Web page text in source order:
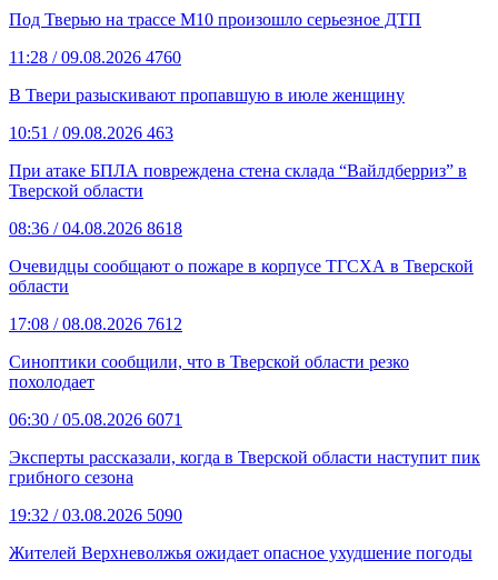
Под Тверью на трассе М10 произошло серьезное ДТП
11:28 / 09.08.2026 4760
В Твери разыскивают пропавшую в июле женщину
10:51 / 09.08.2026 463
При атаке БПЛА повреждена стена склада “Вайлдберриз” в
Тверской области
08:36 / 04.08.2026 8618
Очевидцы сообщают о пожаре в корпусе ТГСХА в Тверской
области
17:08 / 08.08.2026 7612
Синоптики сообщили, что в Тверской области резко
похолодает
06:30 / 05.08.2026 6071
Эксперты рассказали, когда в Тверской области наступит пик
грибного сезона
19:32 / 03.08.2026 5090
Жителей Верхневолжья ожидает опасное ухудшение погоды